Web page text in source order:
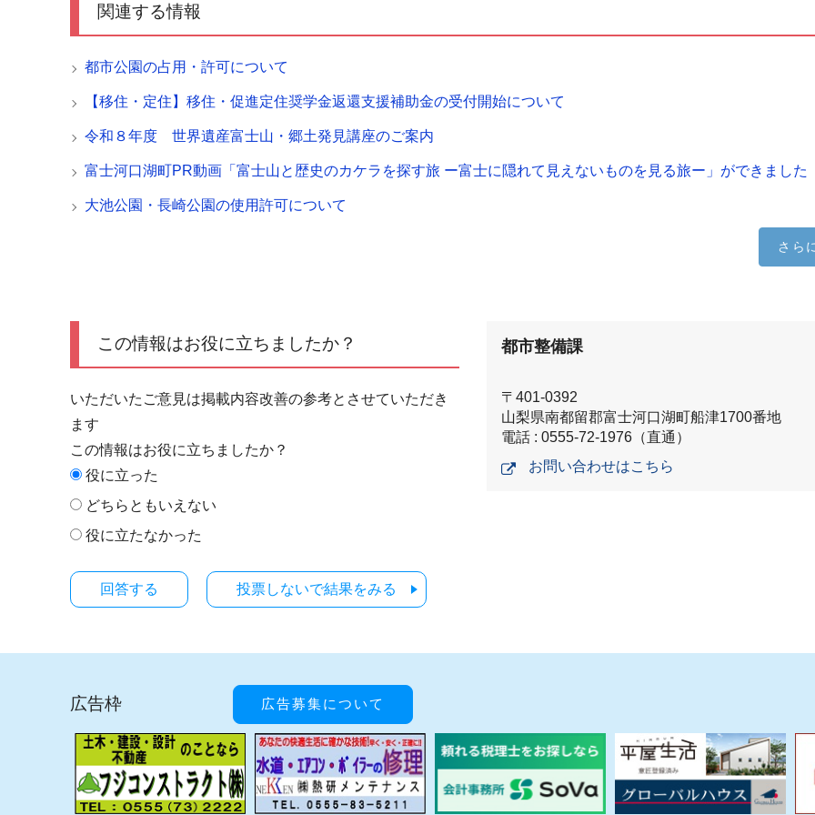
関連する情報
都市公園の占用・許可について
【移住・定住】移住・促進定住奨学金返還支援補助金の受付開始について
令和８年度 世界遺産富士山・郷土発見講座のご案内
富士河口湖町PR動画「富士山と歴史のカケラを探す旅 ー富士に隠れて見えないものを見る旅ー」ができました
大池公園・長崎公園の使用許可について
さら
この情報はお役に立ちましたか？
いただいたご意見は掲載内容改善の参考とさせていただき
ます
この情報はお役に立ちましたか？
役に立った
どちらともいえない
役に立たなかった
投票しないで結果をみる
都市整備課
〒401-0392
山梨県南都留郡富士河口湖町船津1700番地
電話 : 0555-72-1976（直通）
お問い合わせはこちら
広告枠 広告募集について